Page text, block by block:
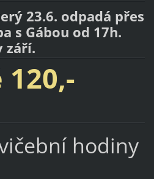
23.6. odpadá přes
s Gábou od 17h.
září.
hodiny